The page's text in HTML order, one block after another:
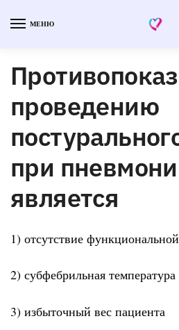
МЕНЮ
проведению
при
является
1) отсутствие
2) субфебрильная температура
3) избыточный вес пациента